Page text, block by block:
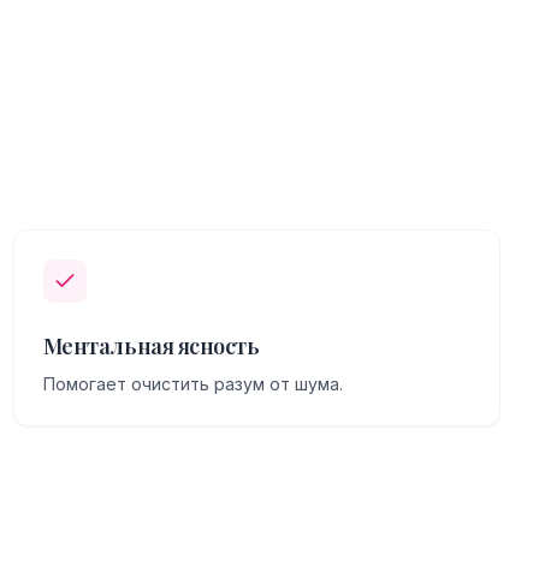
Ментальная ясность
Помогает очистить разум от шума.